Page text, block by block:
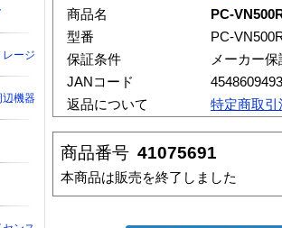
商品名
PC-
型番
PC-
保証条件
メーカー保
JANコード
返品について
特定商取
商品番号 41075691
本商品は販売を終了しました
ージ
辺機器